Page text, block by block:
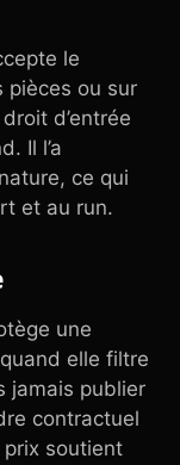
le
pièces ou sur
d’entrée
Il l’a
ce qui
et au run.
une
elle filtre
jamais publier
contractuel
soutient